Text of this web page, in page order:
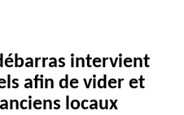
intervient
afin de vider et
locaux